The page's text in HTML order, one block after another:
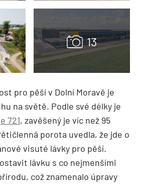
pro pěší v Dolní Moravě je
na světě. Podle své délky je
721, zavěšený je víc než 95
porota uvedla, že jde o
visuté lávky pro pěší.
lávku s co nejmenšími
což znamenalo úpravy